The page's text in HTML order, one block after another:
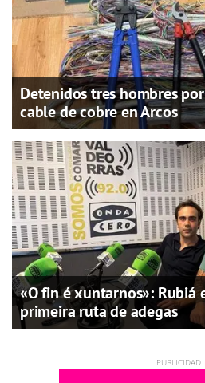
Detenidos tres hombres
cable de cobre en Arcos
«O fin é xuntarnos»: Rubiá
primeira ruta de adegas